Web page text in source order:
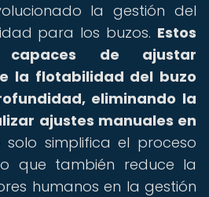
la gestión del
para los buzos. Estos
capaces de ajustar
la flotabilidad del buzo
eliminando la
ajustes manuales en
solo simplifica el proceso
que también reduce la
humanos en la gestión